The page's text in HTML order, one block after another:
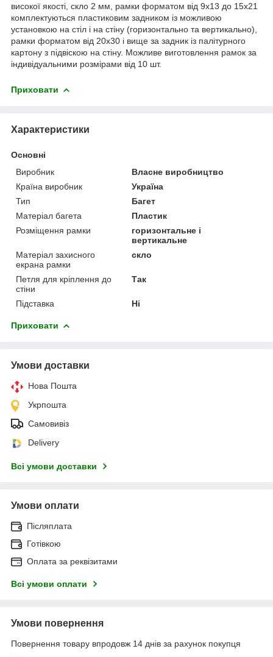
високої якості, скло 2 мм, рамки форматом від 9х13 до 15х21
комплектуються пластиковим задником із можливою
установкою на стіл і на стіну (горизонтально та вертикально),
рамки форматом від 20х30 і вище за задник із палітурного
картону з підвіскою на стіну. Можливе виготовлення рамок за
індивідуальними розмірами від 10 шт.
Приховати
Характеристики
Основні
Виробник
Власне виробництво
Країна виробник
Україна
Тип
Багет
Матеріал багета
Пластик
Розміщення рамки
горизонтальне і
вертикальне
Матеріал захисного
екрана рамки
скло
Петля для кріплення до
стіни
Так
Підставка Ні
Приховати
Умови доставки
Нова Пошта
Укрпошта
Самовивіз
Delivery
Всі умови доставки
Умови оплати
Післяплата
Готівкою
Оплата за реквізитами
Всі умови оплати
Умови повернення
Повернення товару впродовж 14 днів за рахунок покупця